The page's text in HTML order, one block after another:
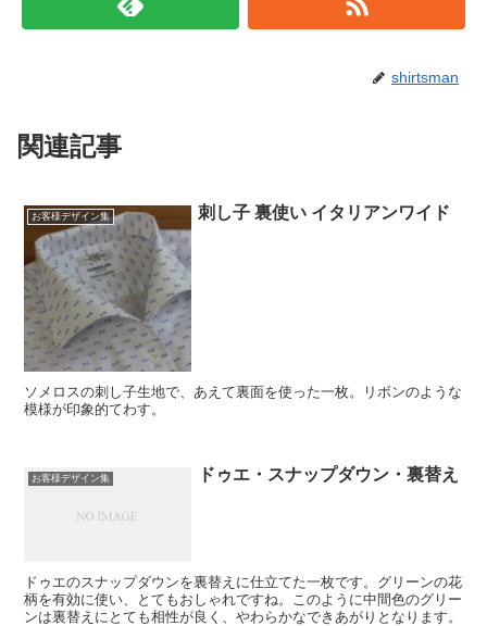
shirtsman
関連記事
お客様デザイン集 刺し子 裏使い イタリアンワイド
ソメロスの刺し子生地で、あえて裏面を使った一枚。リボンのような
模様が印象的てわす。
お客様デザイン集 ドゥエ・スナップダウン・裏替え
ドゥエのスナップダウンを裏替えに仕立てた一枚です。グリーンの花
柄を有効に使い、とてもおしゃれですね。このように中間色のグリー
ンは裏替えにとても相性が良く、やわらかなできあがりとなります。